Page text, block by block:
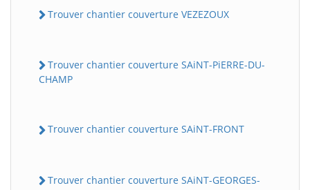
Trouver chantier couverture VEZEZOUX
Trouver chantier couverture SAiNT-PiERRE-DU-
CHAMP
Trouver chantier couverture SAiNT-FRONT
Trouver chantier couverture SAiNT-GEORGES-